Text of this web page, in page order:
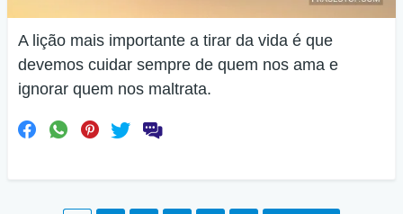
A lição mais importante a tirar da vida é que
devemos cuidar sempre de quem nos ama e
ignorar quem nos maltrata.